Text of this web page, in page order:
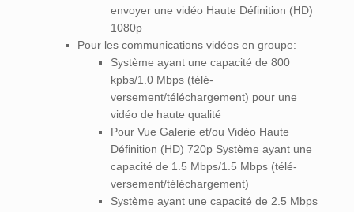
envoyer une vidéo Haute Définition (HD)
1080p
Pour les communications vidéos en groupe:
Système ayant une capacité de 800
kpbs/1.0 Mbps (télé-
versement/téléchargement) pour une
vidéo de haute qualité
Pour Vue Galerie et/ou Vidéo Haute
Définition (HD) 720p Système ayant une
capacité de 1.5 Mbps/1.5 Mbps (télé-
versement/téléchargement)
Système ayant une capacité de 2.5 Mbps